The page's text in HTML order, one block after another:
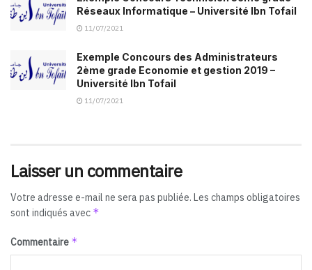
Réseaux Informatique – Université Ibn Tofail
11/07/2021
Exemple Concours des Administrateurs
2ème grade Economie et gestion 2019 –
Université Ibn Tofail
11/07/2021
Laisser un commentaire
Votre adresse e-mail ne sera pas publiée. Les champs obligatoires
sont indiqués avec *
Commentaire *